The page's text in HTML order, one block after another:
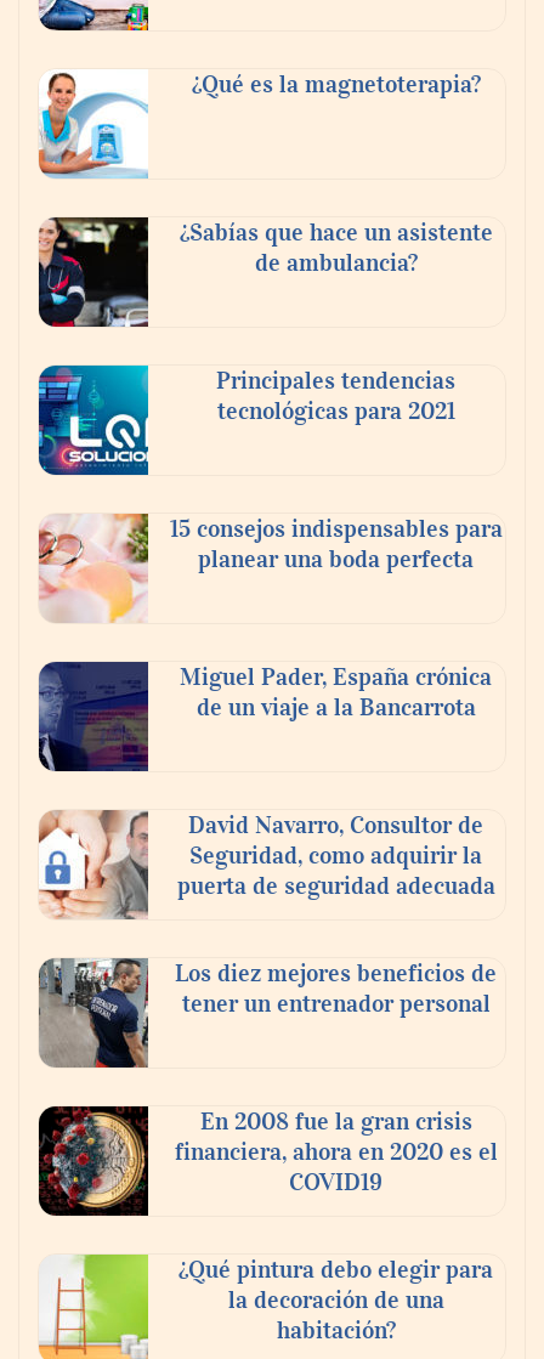
buscan proyectar talento mexicano y
fortalecer el turismo médico
En el Día de la Cerveza, Grupo Modelo
mundo elige para reunirse: 7 de cada 10 la
escogen
compromiso para el eclipse solar del 12 de
agosto
‘El ransomware se puede vencer. No
Ricardo Palacio Escobar
¿Qué es la magnetoterapia?
¿Sabías que hace un asistente
de ambulancia?
Principales tendencias
tecnológicas para 2021
15 consejos indispensables para
planear una boda perfecta
Miguel Pader, España crónica
de un viaje a la Bancarrota
David Navarro, Consultor de
Seguridad, como adquirir la
puerta de seguridad adecuada
Los diez mejores beneficios de
tener un entrenador personal
En 2008 fue la gran crisis
financiera, ahora en 2020 es el
COVID19
¿Qué pintura debo elegir para
la decoración de una
habitación?